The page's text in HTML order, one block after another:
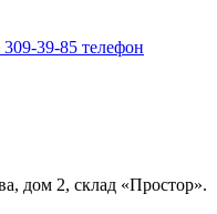
39-85 телефон
дом 2, склад «Простор».